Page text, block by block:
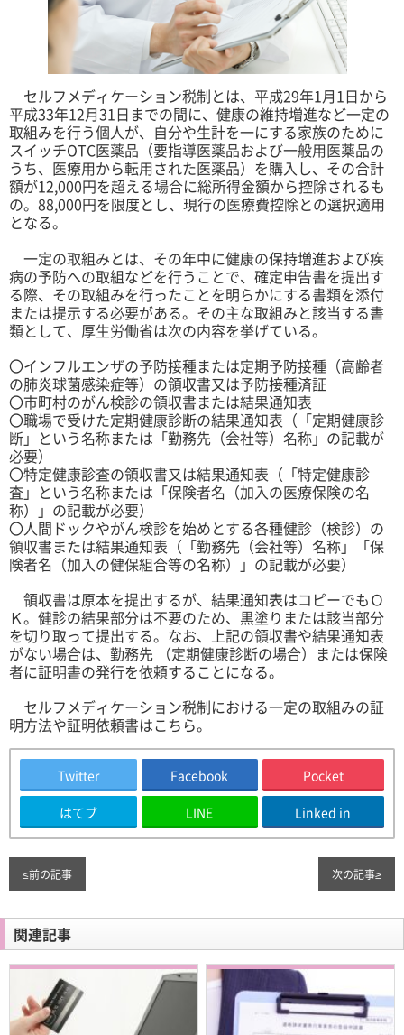
セルフメディケーション税制とは、平成29年1月1日から
平成33年12月31日までの間に、健康の維持増進など一定の
取組みを行う個人が、自分や生計を一にする家族のために
スイッチOTC医薬品（要指導医薬品および一般用医薬品の
うち、医療用から転用された医薬品）を購入し、その合計
額が12,000円を超える場合に総所得金額から控除されるも
の。88,000円を限度とし、現行の医療費控除との選択適用
となる。
一定の取組みとは、その年中に健康の保持増進および疾
病の予防への取組などを行うことで、確定申告書を提出す
る際、その取組みを行ったことを明らかにする書類を添付
または提示する必要がある。その主な取組みと該当する書
類として、厚生労働省は次の内容を挙げている。
〇インフルエンザの予防接種または定期予防接種（高齢者
の肺炎球菌感染症等）の領収書又は予防接種済証
〇市町村のがん検診の領収書または結果通知表
〇職場で受けた定期健康診断の結果通知表（「定期健康診
断」という名称または「勤務先（会社等）名称」の記載が
必要）
〇特定健康診査の領収書又は結果通知表（「特定健康診
査」という名称または「保険者名（加入の医療保険の名
称）」の記載が必要）
〇人間ドックやがん検診を始めとする各種健診（検診）の
領収書または結果通知表（「勤務先（会社等）名称」「保
険者名（加入の健保組合等の名称）」の記載が必要）
領収書は原本を提出するが、結果通知表はコピーでもＯ
Ｋ。健診の結果部分は不要のため、黒塗りまたは該当部分
を切り取って提出する。なお、上記の領収書や結果通知表
がない場合は、勤務先 （定期健康診断の場合）または保険
者に証明書の発行を依頼することになる。
セルフメディケーション税制における一定の取組みの証
明方法や証明依頼書はこちら。
Twitter Facebook Pocket
はてブ LINE Linked in
≤前の記事 次の記事≥
関連記事